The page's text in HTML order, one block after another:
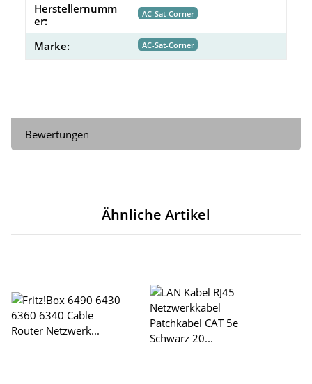
Herstellernumm
er:
AC-Sat-Corner
Marke: AC-Sat-Corner
Bewertungen
Ähnliche Artikel